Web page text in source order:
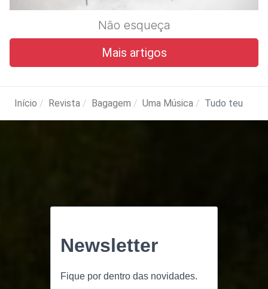
Não esqueça
Mais artigos
Início Revista Bagagem Uma Música Tudo teu